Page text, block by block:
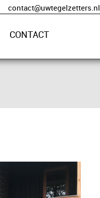
CONTACT
contact@uwtegelzetters.nl